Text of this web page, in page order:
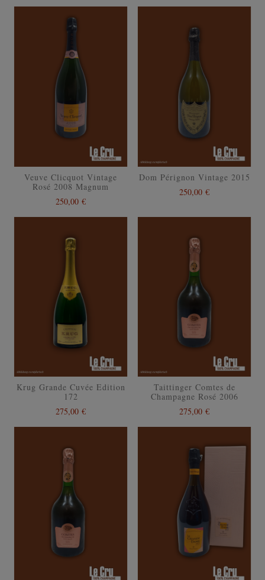
Veuve Clicquot Vintage
Rosé 2008 Magnum
250,00 €
Dom Pérignon Vintage 2015
250,00 €
Krug Grande Cuvée Edition
172
275,00 €
Taittinger Comtes de
Champagne Rosé 2006
275,00 €